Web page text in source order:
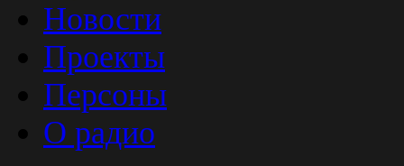
Новости
Проекты
Персоны
О радио